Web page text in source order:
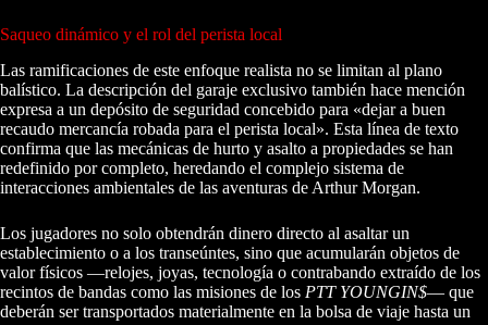
Saqueo dinámico y el rol del perista local
Las ramificaciones de este enfoque realista no se limitan al plano
balístico. La descripción del garaje exclusivo también hace mención
expresa a un depósito de seguridad concebido para «dejar a buen
recaudo mercancía robada para el perista local». Esta línea de texto
confirma que las mecánicas de hurto y asalto a propiedades se han
redefinido por completo, heredando el complejo sistema de
interacciones ambientales de las aventuras de Arthur Morgan.
Los jugadores no solo obtendrán dinero directo al asaltar un
establecimiento o a los transeúntes, sino que acumularán objetos de
valor físicos —relojes, joyas, tecnología o contrabando extraído de los
recintos de bandas como las misiones de los PTT YOUNGIN$— que
deberán ser transportados materialmente en la bolsa de viaje hasta un